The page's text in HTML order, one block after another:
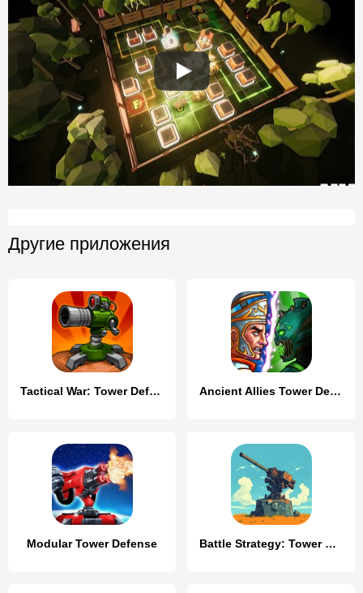
Другие приложения
Tactical War: Tower Defense Ancient Allies Tower Defense
Modular Tower Defense Battle Strategy: Tower Defense